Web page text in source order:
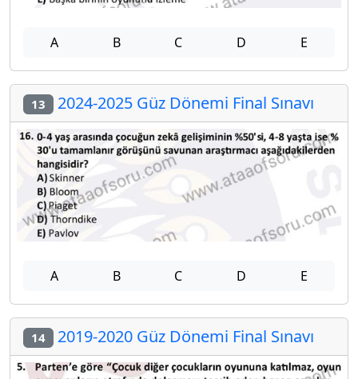
A B C D E
13 2024-2025 Güz Dönemi Final Sınavı
A B C D E
14 2019-2020 Güz Dönemi Final Sınavı